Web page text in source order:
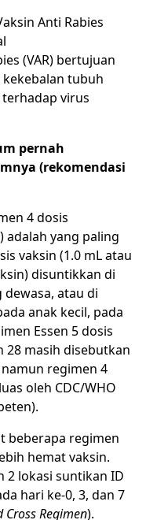
Anti Rabies
(VAR) bertujuan
tubuh
virus
pernah
(rekomendasi
4 dosis
adalah yang paling
vaksin (1.0 mL atau
disuntikkan di
atau di
anak kecil, pada
Essen 5 dosis
28 masih disebutkan
regimen 4
oleh CDC/WHO
beberapa regimen
hemat vaksin.
2 lokasi suntikan ID
hari ke-0, 3, dan 7
Cross Regimen).